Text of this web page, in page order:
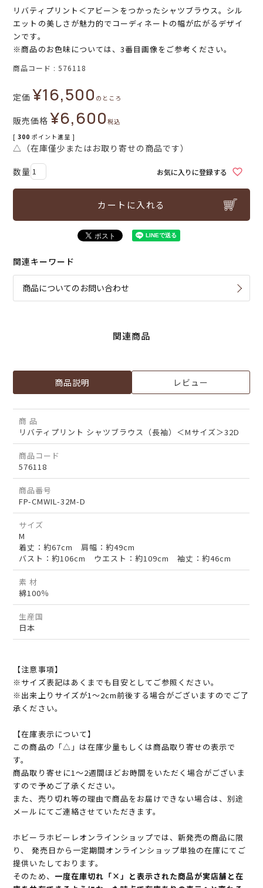
リバティプリント＜アビー＞をつかったシャツブラウス。シル
エットの美しさが魅力的でコーディネートの幅が広がるデザイ
ンです。
※商品のお色味については、3番目画像をご参考ください。
商品コード 576118
定価 ¥16,500 のところ
販売価格 ¥6,600税込
[ 300 ポイント進呈 ]
△（在庫僅少またはお取り寄せの商品です）
お気に入りに登録する
カートに入れる
関連キーワード
商品についてのお問い合わせ
関連商品
商品説明 レビュー
商 品
リバティプリント シャツブラウス（長袖）＜Mサイズ＞32D
商品コード
576118
商品番号
FP-CMWIL-32M-D
サイズ
M
着丈：約67cm 肩幅：約49cm
バスト：約106cm ウエスト：約109cm 袖丈：約46cm
素 材
綿100％
生産国
日本
【注意事項】
※サイズ表記はあくまでも目安としてご参照ください。
※出来上りサイズが1～2cm前後する場合がございますのでご了
承ください。
【在庫表示について】
この商品の「△」は在庫少量もしくは商品取り寄せの表示で
す。
商品取り寄せに1～2週間ほどお時間をいただく場合がございま
すので予めご了承ください。
また、売り切れ等の理由で商品をお届けできない場合は、別途
メールにてご連絡させていただきます。
ホビーラホビーレオンラインショップでは、新発売の商品に限
り、 発売日から一定期間オンラインショップ単独の在庫にてご
提供いたしております。
そのため、 一度在庫切れ「×」と表示された商品が実店舗と在